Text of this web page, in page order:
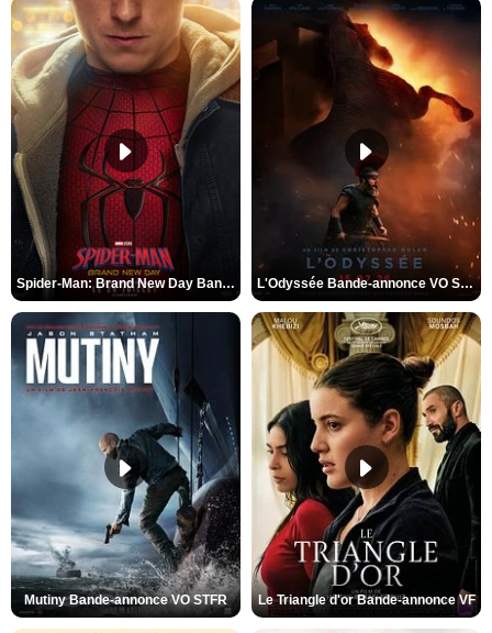
Spider-Man: Brand New Day Bande-annonce VO STFR L'Odyssée Bande-annonce VO STFR
Mutiny Bande-annonce VO STFR Le Triangle d'or Bande-annonce VF